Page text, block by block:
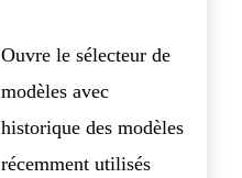
Ouvre le sélecteur de
modèles avec
historique des modèles
récemment utilisés